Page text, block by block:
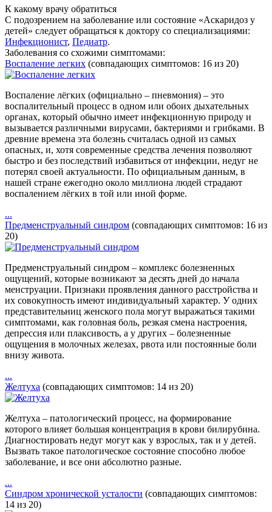
К какому врачу обратиться
С подозрением на заболевание или состояние «Аскаридоз у
детей» следует обращаться к доктору со специализациями:
Инфекционист, Педиатр.
Заболевания со схожими симптомами:
Воспаление легких (совпадающих симптомов: 16 из 20)
Воспаление лёгких (официально – пневмония) – это
воспалительный процесс в одном или обоих дыхательных
органах, который обычно имеет инфекционную природу и
вызывается различными вирусами, бактериями и грибками. В
древние времена эта болезнь считалась одной из самых
опасных, и, хотя современные средства лечения позволяют
быстро и без последствий избавиться от инфекции, недуг не
потерял своей актуальности. По официальным данным, в
нашей стране ежегодно около миллиона людей страдают
воспалением лёгких в той или иной форме.
...
Предменструальный синдром (совпадающих симптомов: 16 из
20)
Предменструальный синдром – комплекс болезненных
ощущений, которые возникают за десять дней до начала
менструации. Признаки проявления данного расстройства и
их совокупность имеют индивидуальный характер. У одних
представительниц женского пола могут выражаться такими
симптомами, как головная боль, резкая смена настроения,
депрессия или плаксивость, а у других – болезненные
ощущения в молочных железах, рвота или постоянные боли
внизу живота.
...
Желтуха (совпадающих симптомов: 14 из 20)
Желтуха – патологический процесс, на формирование
которого влияет большая концентрация в крови билирубина.
Диагностировать недуг могут как у взрослых, так и у детей.
Вызвать такое патологическое состояние способно любое
заболевание, и все они абсолютно разные.
...
Синдром хронической усталости (совпадающих симптомов:
14 из 20)